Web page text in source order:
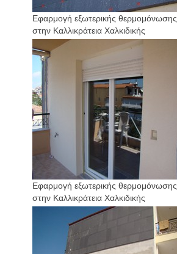
Εφαρμογή εξωτερικής θερμομόνωσης
στην Καλλικράτεια Χαλκιδικής
Εφαρμογή εξωτερικής θερμομόνωσης
στην Καλλικράτεια Χαλκιδικής